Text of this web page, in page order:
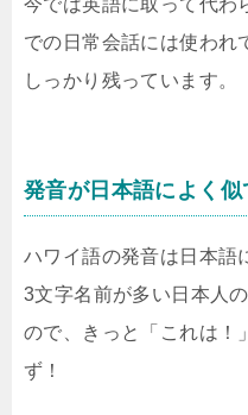
今では英語に取って代わ
での日常会話には使われ
しっかり残っています。
発音が日本語によく似
ハワイ語の発音は日本語
3文字名前が多い日本人
ので、きっと「これは！
ず！